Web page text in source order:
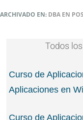
ARCHIVADO EN: DBA EN
Todos
Curso de
Aplicaciones en
Curso de